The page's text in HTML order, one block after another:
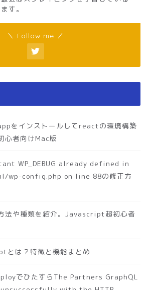
す。
＼ Follow me ／
をインストールしてreactの環境構築
心者向けMac版
WP_DEBUG already defined in
wp-config.php on line 88の修正方
法や種類を紹介。Javascript超初心者
とは？特徴と機能まとめ
でひたすらThe Partners GraphQL